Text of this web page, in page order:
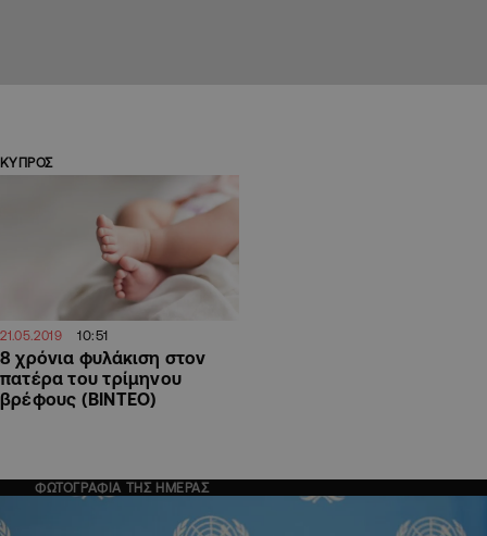
ΚΥΠΡΟΣ
21.05.2019 10:51
8 χρόνια φυλάκιση στον
πατέρα του τρίμηνου
βρέφους (BINTEO)
ΦΩΤΟΓΡΑΦΙΑ ΤΗΣ ΗΜΕΡΑΣ